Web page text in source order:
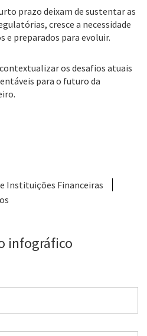
prazo deixam de sustentar as
cresce a necessidade
e preparados para evoluir.
os desafios atuais
para o futuro da
Instituições Financeiras
infográfico